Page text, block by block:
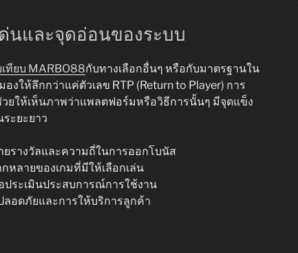
นและจุดอ่อนของระบบ
เทียบ MARBO88กับทางเลือกอื่นๆ หรือกับมาตรฐานใน
องให้ลึกกว่าแค่ตัวเลข RTP (Return to Player) การ
วยให้เห็นภาพว่าแพลตฟอร์มหรือวิธีการนั้นๆ มีจุดแข็ง
ะยะยาว
ยรางวัลและความถี่ในการออกโบนัส
หลายของเกมที่มีให้เลือกเล่น
ประเมินประสบการณ์การใช้งาน
ลอดภัยและการให้บริการลูกค้า